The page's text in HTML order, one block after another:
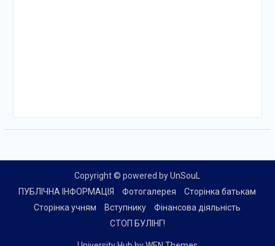
Copyright © powered byUnSouL
ПУБЛІЧНА ІНФОРМАЦІЯ
Фотогалерея
Сторінка батькам
Сторінка учням
Вступнику
Фінансова діяльність
СТОП БУЛІНГ!